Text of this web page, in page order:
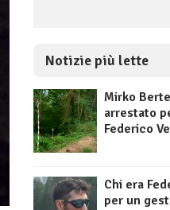
Notizie più lette
Mirko
arrestato
Federico
Chi era
per un